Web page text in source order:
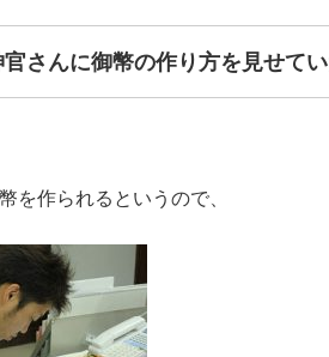
さんに御幣の作り方を見せてい
を作られるというので、